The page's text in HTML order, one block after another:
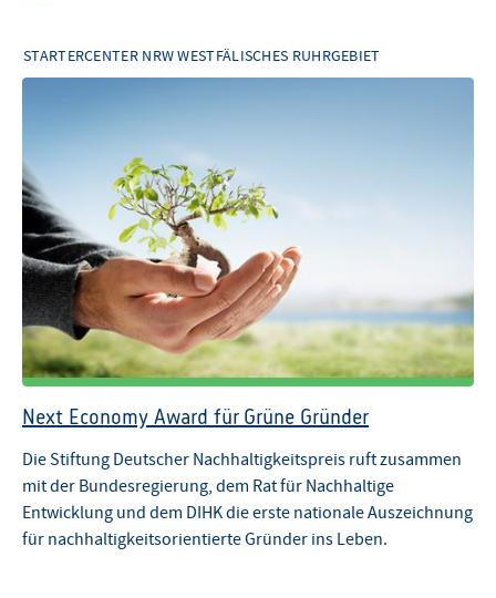
STARTERCENTER NRW WESTFÄLISCHES RUHRGEBIET
Next Economy Award für Grüne Gründer
Die Stiftung Deutscher Nachhaltigkeitspreis ruft zusammen
mit der Bundesregierung, dem Rat für Nachhaltige
Entwicklung und dem DIHK die erste nationale Auszeichnung
für nachhaltigkeitsorientierte Gründer ins Leben.